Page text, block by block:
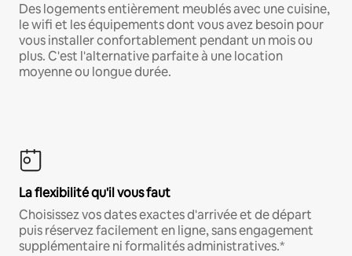
Des logements entièrement meublés avec une cuisine,
le wifi et les équipements dont vous avez besoin pour
vous installer confortablement pendant un mois ou
plus. C'est l'alternative parfaite à une location
moyenne ou longue durée.
La flexibilité qu'il vous faut
Choisissez vos dates exactes d'arrivée et de départ
puis réservez facilement en ligne, sans engagement
supplémentaire ni formalités administratives.*